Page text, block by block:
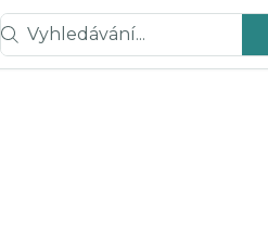
Vyhledávání...